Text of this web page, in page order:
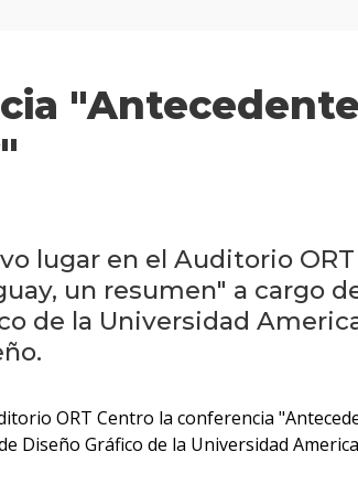
lugar en el Auditorio
un resumen" a cargo
de la Universidad
ORT Centro la conferencia
Diseño Gráfico de la Universidad